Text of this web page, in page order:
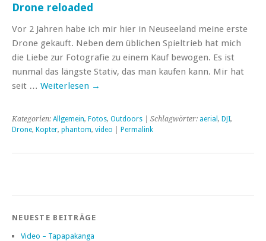
Drone reloaded
Vor 2 Jahren habe ich mir hier in Neuseeland meine erste
Drone gekauft. Neben dem üblichen Spieltrieb hat mich
die Liebe zur Fotografie zu einem Kauf bewogen. Es ist
nunmal das längste Stativ, das man kaufen kann. Mir hat
seit … Weiterlesen →
Kategorien: Allgemein, Fotos, Outdoors | Schlagwörter: aerial , DJI,
Drone, Kopter, phantom, video Permalink
NEUESTE BEITRÄGE
Video – Tapapakanga